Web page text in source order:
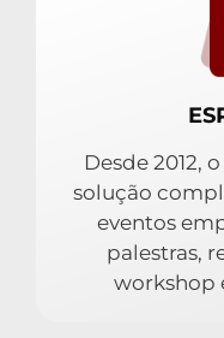
Desde 2012,
solução
eventos
palestras,
workshop